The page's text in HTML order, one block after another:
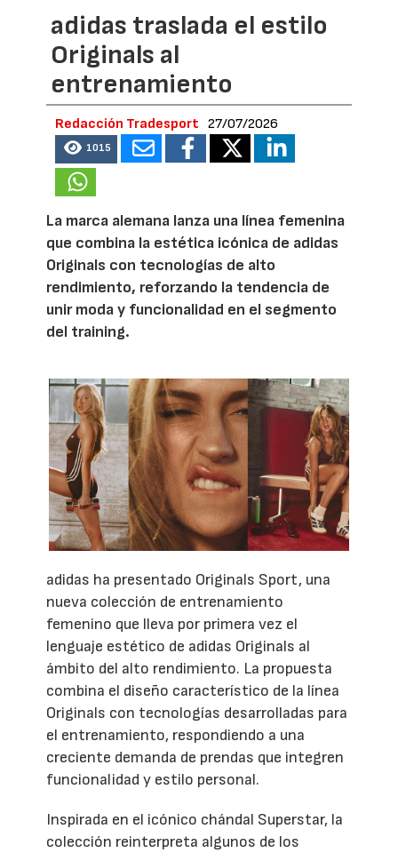
adidas traslada el estilo
Originals al
entrenamiento
Redacción Tradesport 27/07/2026
1015
La marca alemana lanza una línea femenina
que combina la estética icónica de adidas
Originals con tecnologías de alto
rendimiento, reforzando la tendencia de
unir moda y funcionalidad en el segmento
del training.
adidas ha presentado Originals Sport, una
nueva colección de entrenamiento
femenino que lleva por primera vez el
lenguaje estético de adidas Originals al
ámbito del alto rendimiento. La propuesta
combina el diseño característico de la línea
Originals con tecnologías desarrolladas para
el entrenamiento, respondiendo a una
creciente demanda de prendas que integren
funcionalidad y estilo personal.
Inspirada en el icónico chándal Superstar, la
colección reinterpreta algunos de los